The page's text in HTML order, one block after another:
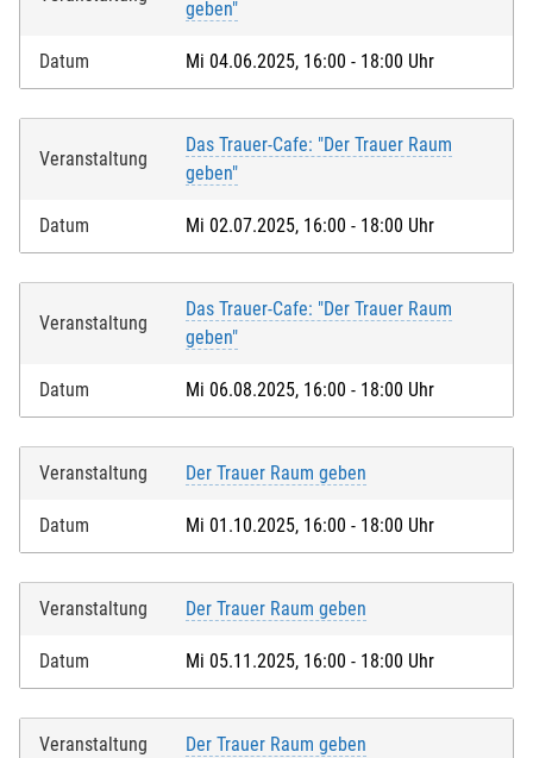
geben"
Datum Mi 04.06.2025, 16:00 - 18:00 Uhr
Veranstaltung
Das Trauer-Cafe: "Der Trauer Raum
geben"
Datum Mi 02.07.2025, 16:00 - 18:00 Uhr
Veranstaltung
Das Trauer-Cafe: "Der Trauer Raum
geben"
Datum Mi 06.08.2025, 16:00 - 18:00 Uhr
Veranstaltung Der Trauer Raum geben
Datum Mi 01.10.2025, 16:00 - 18:00 Uhr
Veranstaltung Der Trauer Raum geben
Datum Mi 05.11.2025, 16:00 - 18:00 Uhr
Veranstaltung Der Trauer Raum geben